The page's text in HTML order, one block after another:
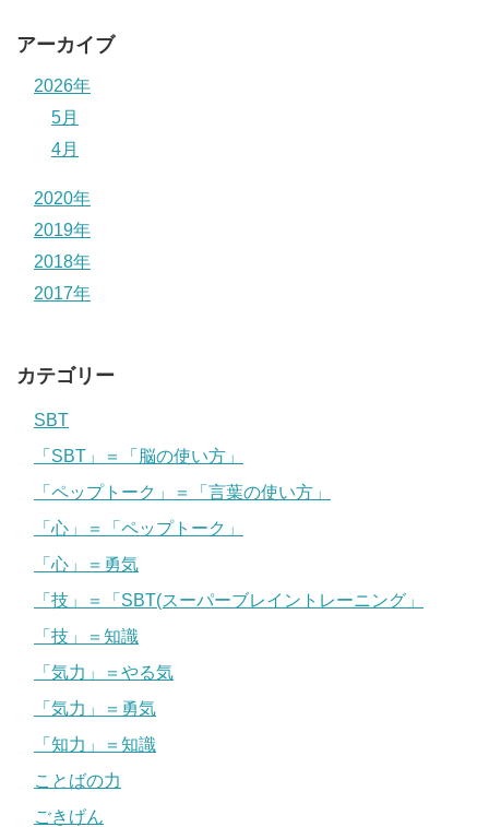
アーカイブ
2026年
5月
4月
2020年
2019年
2018年
2017年
カテゴリー
SBT
「SBT」＝「脳の使い方」
「ペップトーク」＝「言葉の使い方」
「心」＝「ペップトーク」
「心」＝勇気
「技」＝「SBT(スーパーブレイントレーニング」
「技」＝知識
「気力」＝やる気
「気力」＝勇気
「知力」＝知識
ことばの力
ごきげん